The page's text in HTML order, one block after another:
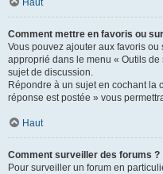
Haut
Comment mettre en favoris ou
Vous pouvez ajouter aux favoris
approprié dans le menu « Outils
sujet de discussion.
Répondre à un sujet en cochant la
réponse est postée » vous
Haut
Comment surveiller des forums ?
Pour surveiller un forum en